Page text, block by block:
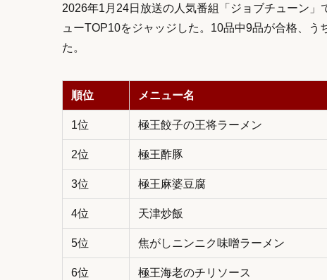
2026年1月24日放送の人気番組「ジョブチューン
ューTOP10をジャッジした。10品中9品が合格、
た。
順位 メニュー名
1位 極王餃子の王将ラーメン
2位 極王酢豚
3位 極王麻婆豆腐
4位 天津炒飯
5位 焦がしニンニク味噌ラーメン
6位 極王海老のチリソース